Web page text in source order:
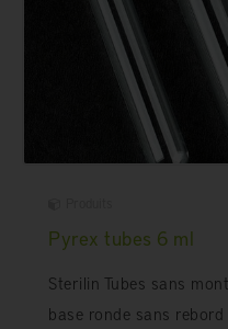
Pyrex tubes 6 ml
Sterilin Tubes sans
base ronde sans rebord